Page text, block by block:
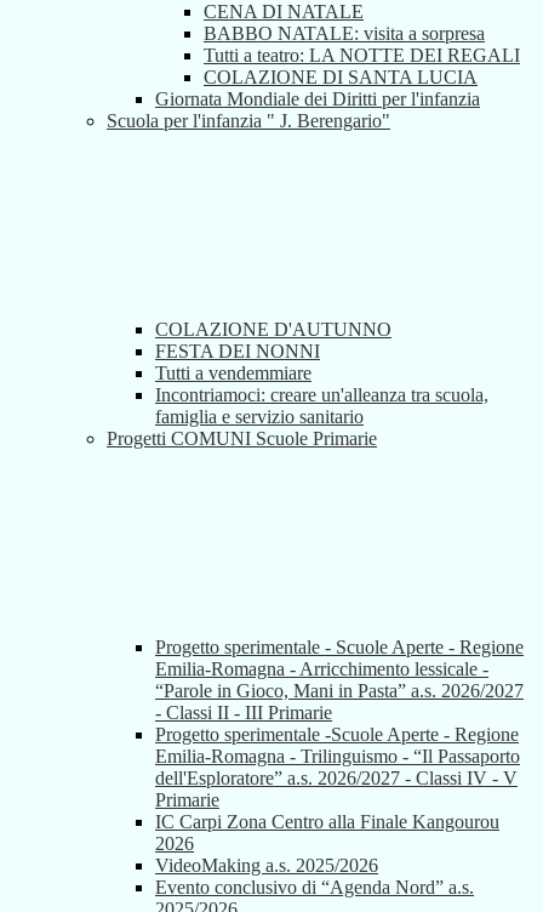
CENA DI NATALE
BABBO NATALE: visita a sorpresa
Tutti a teatro: LA NOTTE DEI REGALI
COLAZIONE DI SANTA LUCIA
Giornata Mondiale dei Diritti per l'infanzia
Scuola per l'infanzia " J. Berengario"
COLAZIONE D'AUTUNNO
FESTA DEI NONNI
Tutti a vendemmiare
Incontriamoci: creare un'alleanza tra scuola,
famiglia e servizio sanitario
Progetti COMUNI Scuole Primarie
Progetto sperimentale - Scuole Aperte - Regione
Emilia-Romagna - Arricchimento lessicale -
“Parole in Gioco, Mani in Pasta” a.s. 2026/2027
- Classi II - III Primarie
Progetto sperimentale -Scuole Aperte - Regione
Emilia-Romagna - Trilinguismo - “Il Passaporto
dell'Esploratore” a.s. 2026/2027 - Classi IV - V
Primarie
IC Carpi Zona Centro alla Finale Kangourou
2026
VideoMaking a.s. 2025/2026
Evento conclusivo di “Agenda Nord” a.s.